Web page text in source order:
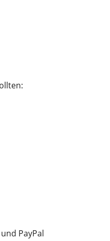
PayPal